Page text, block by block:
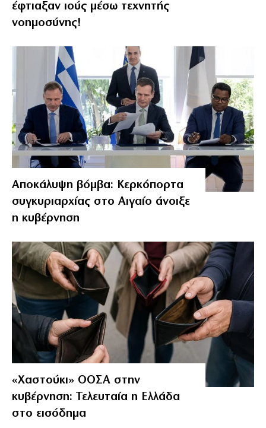
έφτιαξαν ιούς μέσω τεχνητής
νοημοσύνης!
Αποκάλυψη βόμβα: Κερκόπορτα
συγκυριαρχίας στο Αιγαίο άνοιξε
η κυβέρνηση
«Χαστούκι» ΟΟΣΑ στην
κυβέρνηση: Τελευταία η Ελλάδα
στο εισόδημα